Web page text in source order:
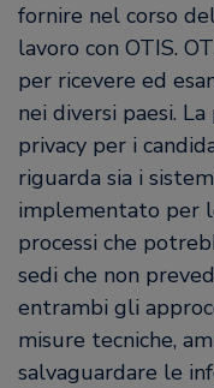
fornire nel corso
lavoro con OTIS.
per ricevere ed
nei diversi paesi.
privacy per i
riguarda sia i
implementato per
processi che
sedi che non
entrambi gli
misure tecniche,
salvaguardare le